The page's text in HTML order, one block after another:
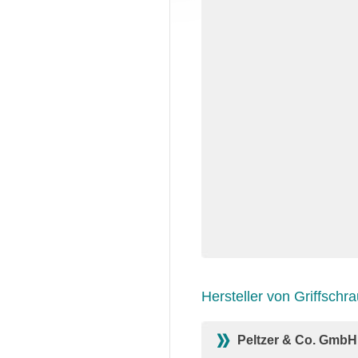
Hersteller von
Peltzer & Co. GmbH